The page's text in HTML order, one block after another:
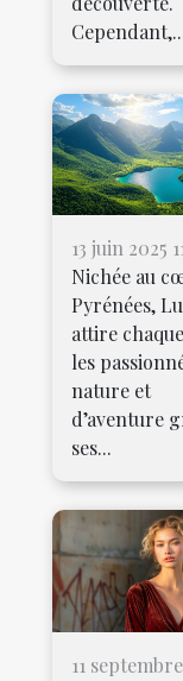
13 juin 2025
Nichée au
Pyrénées,
attire
les
nature et
d’aventure
ses...
11